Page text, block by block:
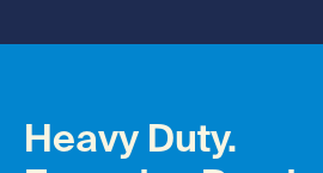
Heavy Duty.